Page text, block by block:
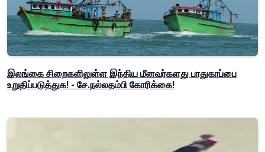
இலங்கை சிறைகளிலுள்ள இந்திய மீனவர்களது பாதுகாப்பை
உறுதிப்படுத்துக! - சே.நல்லதம்பி கோரிக்கை!